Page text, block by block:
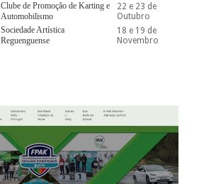
Clube de Promoção de Karting e
Automobilismo
22 e 23 de
Outubro
Sociedade Artística
Reguenguense
18 e 19 de
Novembro